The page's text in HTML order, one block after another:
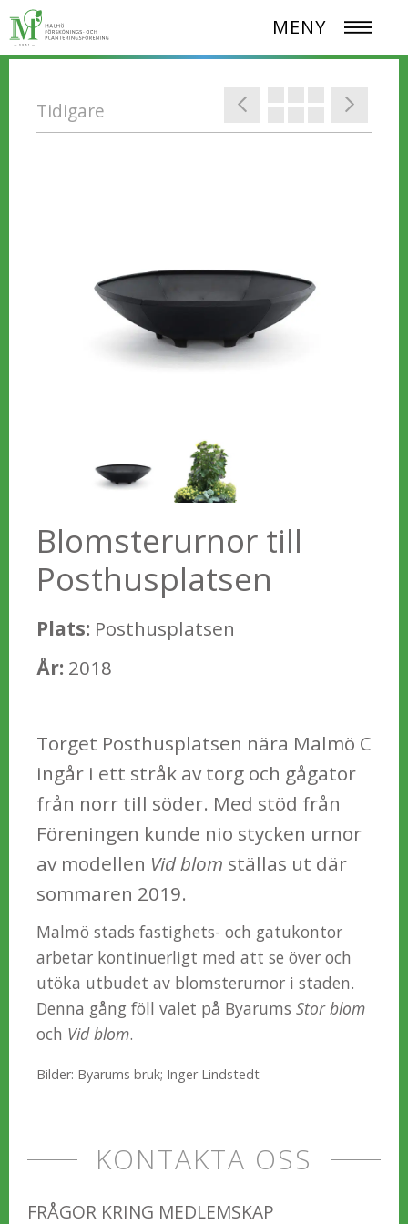
MENY
Tidigare
Blomsterurnor till
Posthusplatsen
Plats: Posthusplatsen
År: 2018
Torget Posthusplatsen nära Malmö C
ingår i ett stråk av torg och gågator
från norr till söder. Med stöd från
Föreningen kunde nio stycken urnor
av modellen Vid blom ställas ut där
sommaren 2019.
Malmö stads fastighets- och gatukontor
arbetar kontinuerligt med att se över och
utöka utbudet av blomsterurnor i staden.
Denna gång föll valet på Byarums Stor blom
och Vid blom.
Bilder: Byarums bruk; Inger Lindstedt
KONTAKTA OSS
FRÅGOR KRING MEDLEMSKAP